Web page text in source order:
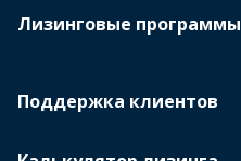
Лизинговые программы
Поддержка клиентов